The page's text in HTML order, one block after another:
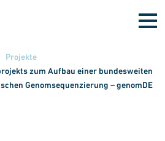
Projekte
zum Aufbau einer bundesweiten
Genomsequenzierung – genomDE